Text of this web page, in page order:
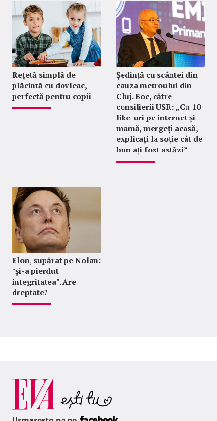
Rețetă simplă de
plăcintă cu dovleac,
perfectă pentru copii
Ședință cu scântei din
cauza metroului din
Cluj. Boc, către
consilierii USR: „Cu 10
like-uri pe internet și
mamă, mergeți acasă,
explicați la soție cât de
bun ați fost astăzi”
Elon, supărat pe Nolan:
"şi-a pierdut
integritatea". Are
dreptate?